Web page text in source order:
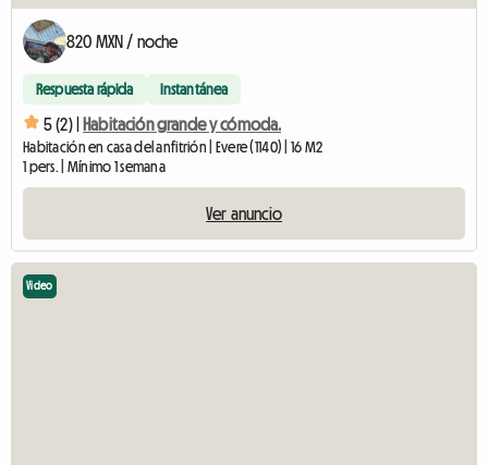
820 MXN / noche
Respuesta rápida Instantánea
5 (2) | Habitación grande y cómoda.
Habitación en casa del anfitrión | Evere (1140) | 16 M2
1 pers. | Mínimo 1 semana
Ver anuncio
Video